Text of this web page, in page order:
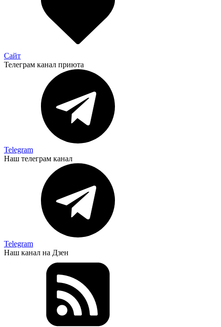
Сайт
Телеграм канал приюта
Telegram
Наш телеграм канал
Telegram
Наш канал на Дзен